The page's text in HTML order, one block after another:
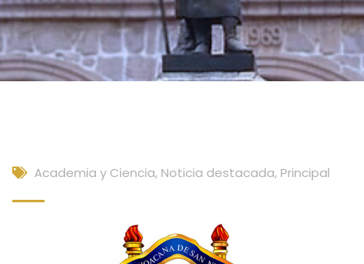
Academia y Ciencia, Noticia destacada, Principal